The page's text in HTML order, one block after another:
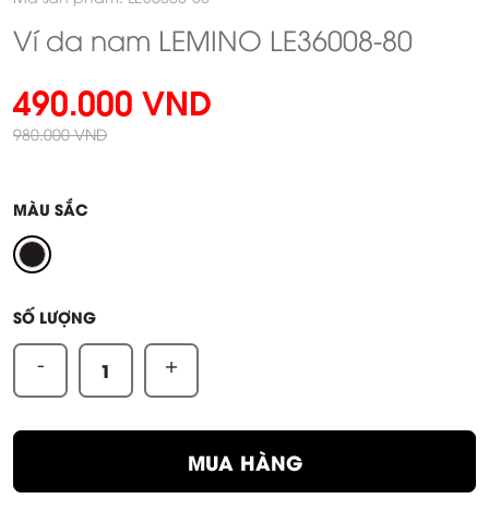
Ví da nam LEMINO LE36008-80
490.000 VND
980.000 VND
MÀU SẮC
SỐ LƯỢNG
- +
MUA HÀNG